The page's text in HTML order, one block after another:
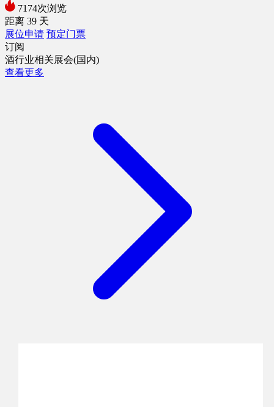
7174次浏览
距离 39 天
展位申请 预定门票
订阅
酒行业相关展会(国内)
查看更多